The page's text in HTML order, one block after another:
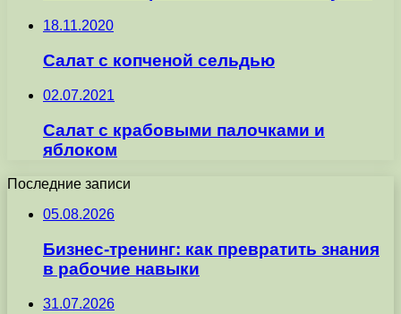
18.11.2020
Салат с копченой сельдью
02.07.2021
Салат с крабовыми палочками и
яблоком
Последние записи
05.08.2026
Бизнес-тренинг: как превратить знания
в рабочие навыки
31.07.2026